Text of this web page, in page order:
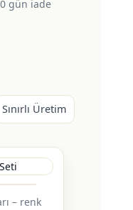
gün iade
Sınırlı Üretim
– renk